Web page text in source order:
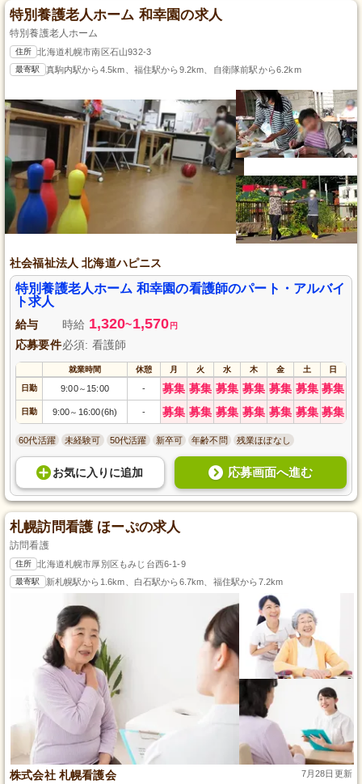
特別養護老人ホーム 和幸園の求人
特別養護老人ホーム
住所 北海道札幌市南区石山932-3
最寄駅 真駒内駅から4.5km、福住駅から9.2km、自衛隊前駅から6.2km
社会福祉法人 北海道ハピニス
特別養護老人ホーム 和幸園の看護師のパート・アルバイ
ト求人
給与 時給 1,320~1,570 円
応募要件必須: 看護師
就業時間 休憩 月 火 水 木 金 土 日
日勤 9:00～ 15:00 - 募集 募集 募集 募集 募集 募集 募集
日勤 9:00～ 16:00(6h) - 募集 募集 募集 募集 募集 募集 募集
60代活躍 未経験可 50代活躍 新卒可 年齢不問 残業ほぼなし
お気に入り に追加 応募画面へ進む
札幌訪問看護 ほーぷの求人
訪問看護
住所 北海道札幌市厚別区もみじ台西6-1-9
最寄駅 新札幌駅から1.6km、白石駅から6.7km、福住駅から7.2km
株式会社 札幌看護会 7月28日更新